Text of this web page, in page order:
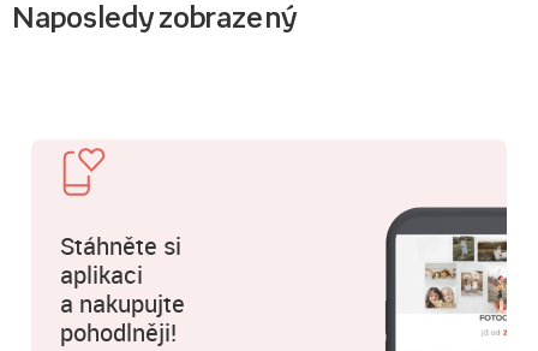
Naposledy zobrazený
Stáhněte si
aplikaci
a nakupujte
pohodlněji!